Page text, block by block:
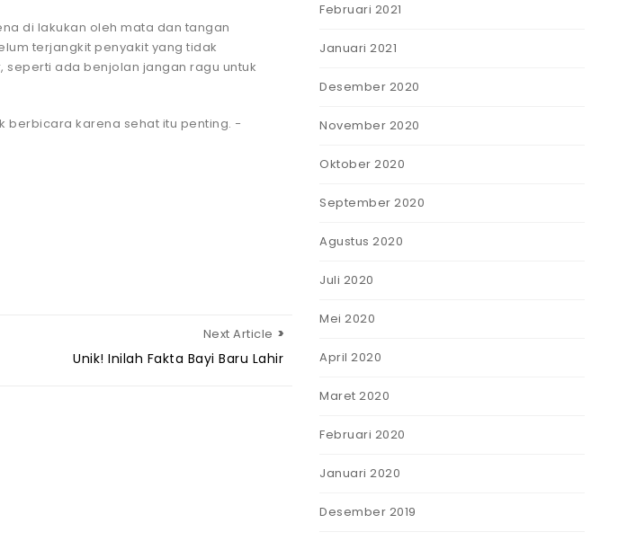
di lakukan oleh mata dan tangan
terjangkit penyakit yang tidak
seperti ada benjolan jangan ragu untuk
berbicara karena sehat itu penting. -
Next Article
Unik! Inilah Fakta Bayi Baru Lahir
Februari 2021
Januari 2021
Desember 2020
November 2020
Oktober 2020
September 2020
Agustus 2020
Juli 2020
Mei 2020
April 2020
Maret 2020
Februari 2020
Januari 2020
Desember 2019